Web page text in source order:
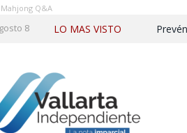
Q&A
8 LO MAS VISTO